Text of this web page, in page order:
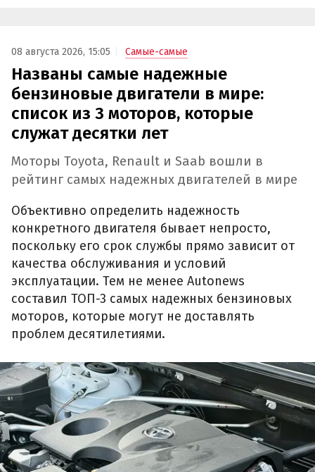
08 августа 2026, 15:05 Самые-самые
Названы самые надежные
бензиновые двигатели в мире:
список из 3 моторов, которые
служат десятки лет
Моторы Toyota, Renault и Saab вошли в
рейтинг самых надежных двигателей в мире
Объективно определить надежность
конкретного двигателя бывает непросто,
поскольку его срок службы прямо зависит от
качества обслуживания и условий
эксплуатации. Тем не менее Autonews
составил ТОП-3 самых надежных бензиновых
моторов, которые могут не доставлять
проблем десятилетиями.